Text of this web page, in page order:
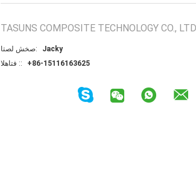
TASUNS COMPOSITE TECHNOLOGY CO., LTD
اتصل شخص:
Jacky
الهاتف ::
+86-15116163625